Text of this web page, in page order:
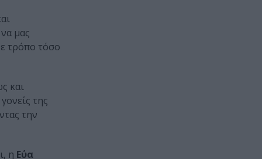
μας
τρόπο τόσο
και
της
την
η Εύα